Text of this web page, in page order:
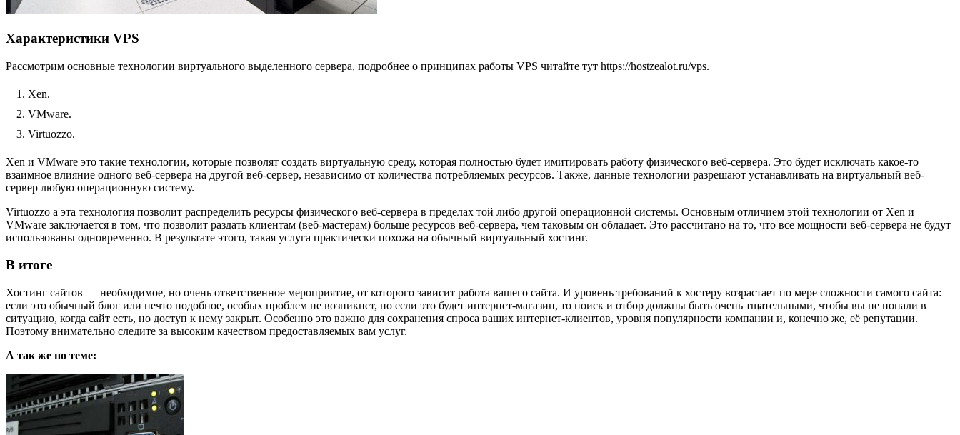
Характеристики VPS
Рассмотрим основные технологии виртуального выделенного сервера, подробнее о принципах работы VPS читайте тут https://hostzealot.ru/vps.
Xen.
VMware.
Virtuozzo.
Xen и VMware это такие технологии, которые позволят создать виртуальную среду, которая полностью будет имитировать работу физического веб-сервера. Это будет исключать какое-то
взаимное влияние одного веб-сервера на другой веб-сервер, независимо от количества потребляемых ресурсов. Также, данные технологии разрешают устанавливать на виртуальный веб-
сервер любую операционную систему.
Virtuozzo а эта технология позволит распределить ресурсы физического веб-сервера в пределах той либо другой операционной системы. Основным отличием этой технологии от Xen и
VMware заключается в том, что позволит раздать клиентам (веб-мастерам) больше ресурсов веб-сервера, чем таковым он обладает. Это рассчитано на то, что все мощности веб-сервера не будут
использованы одновременно. В результате этого, такая услуга практически похожа на обычный виртуальный хостинг.
В итоге
Хостинг сайтов — необходимое, но очень ответственное мероприятие, от которого зависит работа вашего сайта. И уровень требований к хостеру возрастает по мере сложности самого сайта:
если это обычный блог или нечто подобное, особых проблем не возникнет, но если это будет интернет-магазин, то поиск и отбор должны быть очень тщательными, чтобы вы не попали в
ситуацию, когда сайт есть, но доступ к нему закрыт. Особенно это важно для сохранения спроса ваших интернет-клиентов, уровня популярности компании и, конечно же, её репутации.
Поэтому внимательно следите за высоким качеством предоставляемых вам услуг.
А так же по теме: